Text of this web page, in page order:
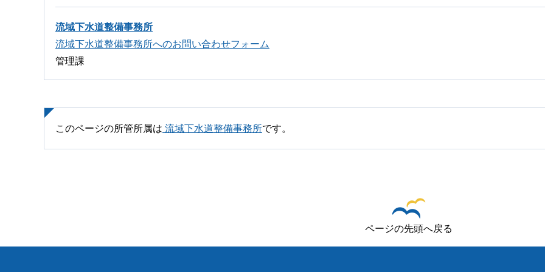
流域下水道整備事務所
流域下水道整備事務所へのお問い合わせフォーム
管理課
このページの所管所属は 流域下水道整備事務所です。
ページの先頭へ戻る